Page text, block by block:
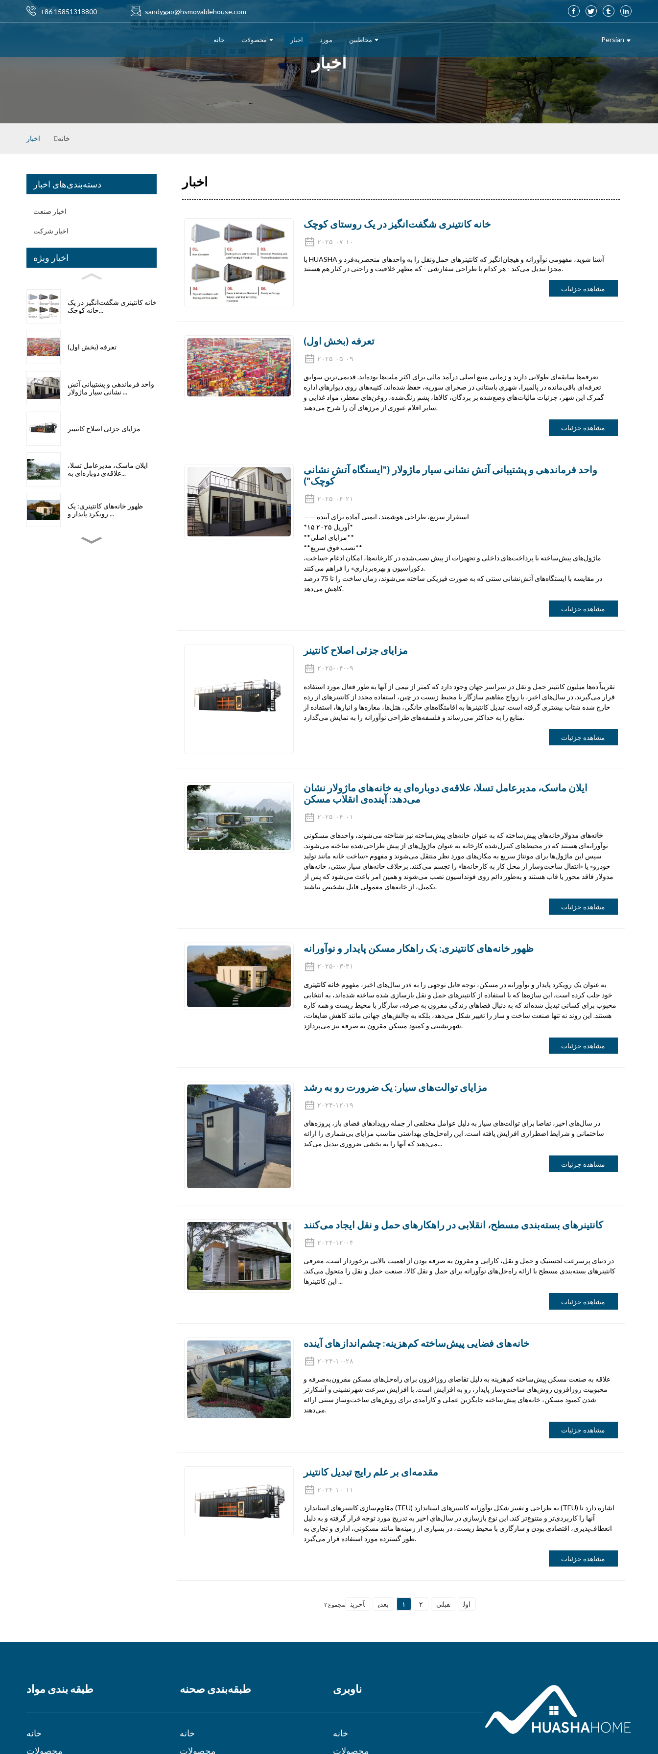
‎+86 15851318800‎ sandygao@hsmovablehouse.com
خانه محصولات اخبار مورد مخاطبین Persian
اخبار
خانه اخبار
دسته‌بندی‌های اخبار
اخبار صنعت
اخبار شرکت
اخبار ویژه
خانه کانتینری شگفت‌انگیز در یک
خانه کوچک...
تعرفه (بخش اول)
واحد فرماندهی و پشتیبانی آتش
نشانی سیار ماژولار ...
مزایای جزئی اصلاح کانتینر
ایلان ماسک، مدیرعامل تسلا،
علاقه‌ی دوباره‌ای به...
ظهور خانه‌های کانتینری: یک
رویکرد پایدار و ...
اخبار
خانه کانتینری شگفت‌انگیز در یک روستای کوچک
۲۰۲۵-۰۷-۱۰
با HUASHA آشنا شوید، مفهومی نوآورانه و هیجان‌انگیز که کانتینرهای حمل‌ونقل را به واحدهای منحصربه‌فرد و
مجزا تبدیل می‌کند - هر کدام با طراحی سفارشی - که مظهر خلاقیت و راحتی در کنار هم هستند.
مشاهده جزئیات
تعرفه (بخش اول)
۲۰۲۵-۰۵-۰۹
تعرفه‌ها سابقه‌ای طولانی دارند و زمانی منبع اصلی درآمد مالی برای اکثر ملت‌ها بوده‌اند. قدیمی‌ترین سوابق
تعرفه‌ای باقی‌مانده در پالمیرا، شهری باستانی در صحرای سوریه، حفظ شده‌اند. کتیبه‌های روی دیوارهای اداره
گمرک این شهر، جزئیات مالیات‌های وضع‌شده بر بردگان، کالاها، پشم رنگ‌شده، روغن‌های معطر، مواد غذایی و
سایر اقلام عبوری از مرزهای آن را شرح می‌دهند.
مشاهده جزئیات
واحد فرماندهی و پشتیبانی آتش نشانی سیار ماژولار ("ایستگاه آتش نشانی
کوچک")
۲۰۲۵-۰۴-۲۱
—— استقرار سریع، طراحی هوشمند، ایمنی آماده برای آینده
*۱۵ آوریل ۲۰۲۵*
**مزایای اصلی**
**نصب فوق سریع**
ماژول‌های پیش‌ساخته با پرداخت‌های داخلی و تجهیزات از پیش نصب‌شده در کارخانه‌ها، امکان ادغام «ساخت،
دکوراسیون و بهره‌برداری» را فراهم می‌کنند.
در مقایسه با ایستگاه‌های آتش‌نشانی سنتی که به صورت فیزیکی ساخته می‌شوند، زمان ساخت را تا 75 درصد
کاهش می‌دهد.
مشاهده جزئیات
مزایای جزئی اصلاح کانتینر
۲۰۲۵-۰۴-۰۹
تقریباً ده‌ها میلیون کانتینر حمل و نقل در سراسر جهان وجود دارد که کمتر از نیمی از آنها به طور فعال مورد استفاده
قرار می‌گیرند. در سال‌های اخیر، با رواج مفاهیم سازگار با محیط زیست در چین، استفاده مجدد از کانتینرهای از رده
خارج شده شتاب بیشتری گرفته است. تبدیل کانتینرها به اقامتگاه‌های خانگی، هتل‌ها، مغازه‌ها و انبارها، استفاده از
منابع را به حداکثر می‌رساند و فلسفه‌های طراحی نوآورانه را به نمایش می‌گذارد.
مشاهده جزئیات
ایلان ماسک، مدیرعامل تسلا، علاقه‌ی دوباره‌ای به خانه‌های ماژولار نشان
می‌دهد: آینده‌ی انقلاب مسکن
۲۰۲۵-۰۴-۰۱
خانه‌های مدولار خانه‌های پیش‌ساخته که به عنوان خانه‌های پیش‌ساخته نیز شناخته می‌شوند، واحدهای مسکونی
نوآورانه‌ای هستند که در محیط‌های کنترل‌شده کارخانه به عنوان ماژول‌های از پیش طراحی‌شده ساخته می‌شوند.
سپس این ماژول‌ها برای مونتاژ سریع به مکان‌های مورد نظر منتقل می‌شوند و مفهوم «ساخت خانه مانند تولید
خودرو» یا «انتقال ساخت‌وساز از محل کار به کارخانه‌ها» را تجسم می‌کنند. برخلاف خانه‌های سیار سنتی، خانه‌های
مدولار فاقد محور یا قاب هستند و به‌طور دائم روی فونداسیون نصب می‌شوند و همین امر باعث می‌شود که پس از
تکمیل، از خانه‌های معمولی قابل تشخیص نباشند.
مشاهده جزئیات
ظهور خانه‌های کانتینری: یک راهکار مسکن پایدار و نوآورانه
۲۰۲۵-۰۳-۳۱
در سال‌های اخیر، مفهومخانه کانتینری
s به عنوان یک رویکرد پایدار و نوآورانه در مسکن، توجه قابل توجهی را به
خود جلب کرده است. این سازه‌ها که با استفاده از کانتینرهای حمل و نقل بازسازی شده ساخته شده‌اند، به انتخابی
محبوب برای کسانی تبدیل شده‌اند که به دنبال فضاهای زندگی مقرون به صرفه، سازگار با محیط زیست و همه کاره
هستند. این روند نه تنها صنعت ساخت و ساز را تغییر شکل می‌دهد، بلکه به چالش‌های جهانی مانند کاهش ضایعات،
شهرنشینی و کمبود مسکن مقرون به صرفه نیز می‌پردازد.
مشاهده جزئیات
مزایای توالت‌های سیار: یک ضرورت رو به رشد
۲۰۲۴-۱۲-۱۹
در سال‌های اخیر، تقاضا برای توالت‌های سیار به دلیل عوامل مختلفی از جمله رویدادهای فضای باز، پروژه‌های
ساختمانی و شرایط اضطراری افزایش یافته است. این راه‌حل‌های بهداشتی مناسب مزایای بی‌شماری را ارائه
می‌دهند که آنها را به بخشی ضروری تبدیل می‌کند...
مشاهده جزئیات
کانتینرهای بسته‌بندی مسطح، انقلابی در راهکارهای حمل و نقل ایجاد می‌کنند
۲۰۲۴-۱۲-۰۴
در دنیای پرسرعت لجستیک و حمل و نقل، کارایی و مقرون به صرفه بودن از اهمیت بالایی برخوردار است. معرفی
کانتینرهای بسته‌بندی مسطح با ارائه راه‌حل‌های نوآورانه برای حمل و نقل کالا، صنعت حمل و نقل را متحول می‌کند.
این کانتینرها ...
مشاهده جزئیات
خانه‌های فضایی پیش‌ساخته کم‌هزینه: چشم‌اندازهای آینده
۲۰۲۴-۱۰-۲۸
علاقه به صنعت مسکن پیش‌ساخته کم‌هزینه به دلیل تقاضای روزافزون برای راه‌حل‌های مسکن مقرون‌به‌صرفه و
محبوبیت روزافزون روش‌های ساخت‌وساز پایدار، رو به افزایش است. با افزایش سرعت شهرنشینی و آشکارتر
شدن کمبود مسکن، خانه‌های پیش‌ساخته جایگزین عملی و کارآمدی برای روش‌های ساخت‌وساز سنتی ارائه
می‌دهند.
مشاهده جزئیات
مقدمه‌ای بر علم رایج تبدیل کانتینر
۲۰۲۴-۱۰-۱۱
مقاوم‌سازی کانتینرهای استاندارد (TEU) به طراحی و تغییر شکل نوآورانه کانتینرهای استاندارد (TEU) اشاره دارد تا
آنها را کاربردی‌تر و متنوع‌تر کند. این نوع بازسازی در سال‌های اخیر به تدریج مورد توجه قرار گرفته و به دلیل
انعطاف‌پذیری، اقتصادی بودن و سازگاری با محیط زیست، در بسیاری از زمینه‌ها مانند مسکونی، اداری و تجاری به
طور گسترده مورد استفاده قرار می‌گیرد.
مشاهده جزئیات
اول قبلی ۱ ۲ بعدی آخرین مجموع ۲
طبقه بندی مواد
خانه
محصولات
طبقه‌بندی صحنه
خانه
محصولات
ناوبری
خانه
محصولات